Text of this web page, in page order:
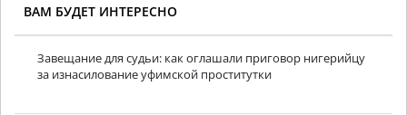
ВАМ БУДЕТ ИНТЕРЕСНО
Завещание для судьи: как оглашали приговор нигерийцу
за изнасилование уфимской проститутки